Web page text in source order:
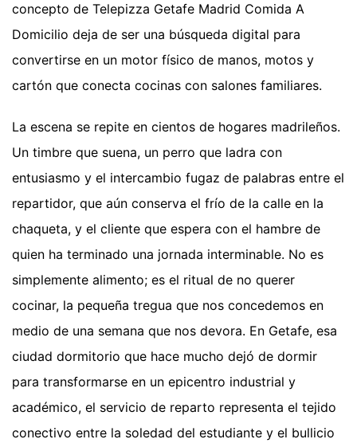
concepto de Telepizza Getafe Madrid Comida A
Domicilio deja de ser una búsqueda digital para
convertirse en un motor físico de manos, motos y
cartón que conecta cocinas con salones familiares.
La escena se repite en cientos de hogares madrileños.
Un timbre que suena, un perro que ladra con
entusiasmo y el intercambio fugaz de palabras entre el
repartidor, que aún conserva el frío de la calle en la
chaqueta, y el cliente que espera con el hambre de
quien ha terminado una jornada interminable. No es
simplemente alimento; es el ritual de no querer
cocinar, la pequeña tregua que nos concedemos en
medio de una semana que nos devora. En Getafe, esa
ciudad dormitorio que hace mucho dejó de dormir
para transformarse en un epicentro industrial y
académico, el servicio de reparto representa el tejido
conectivo entre la soledad del estudiante y el bullicio